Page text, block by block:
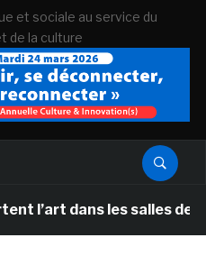
et sociale au service du
de la culture
les salles de classe